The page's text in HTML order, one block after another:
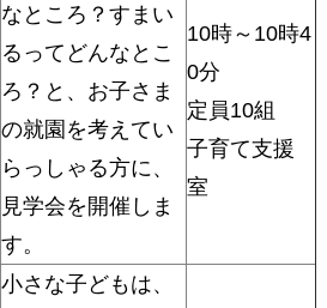
なところ？すまい
るってどんなとこ
ろ？と、お子さま
の就園を考えてい
らっしゃる方に、
見学会を開催しま
す。
10時～10時4
0分
定員10組
子育て支援
室
小さな子どもは、